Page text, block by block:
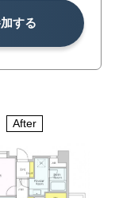
する
After